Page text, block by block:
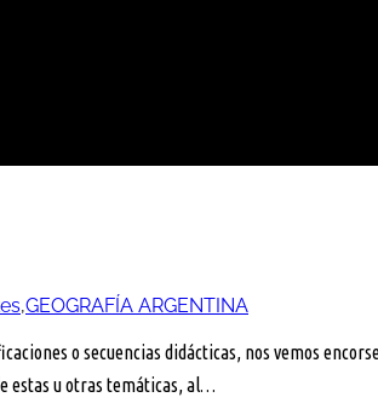
,GEOGRAFÍA ARGENTINA
o secuencias didácticas, nos vemos
estas u otras temáticas, al…